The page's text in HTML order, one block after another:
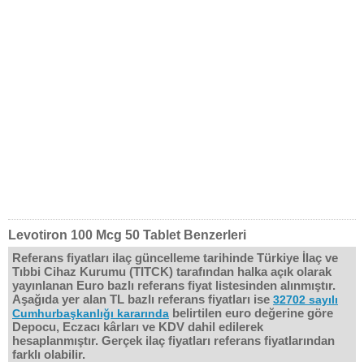
Levotiron 100 Mcg 50 Tablet Benzerleri
Referans fiyatları ilaç güncelleme tarihinde Türkiye İlaç ve
Tıbbi Cihaz Kurumu (TITCK) tarafından halka açık olarak
yayınlanan Euro bazlı referans fiyat listesinden alınmıştır.
Aşağıda yer alan TL bazlı referans fiyatları ise 32702 sayılı
Cumhurbaşkanlığı kararında belirtilen euro değerine göre
Depocu, Eczacı kârları ve KDV dahil edilerek
hesaplanmıştır. Gerçek ilaç fiyatları referans fiyatlarından
farklı olabilir.